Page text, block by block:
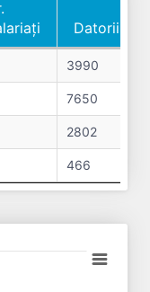
Datorii
Datorii
3990
7650
2802
466